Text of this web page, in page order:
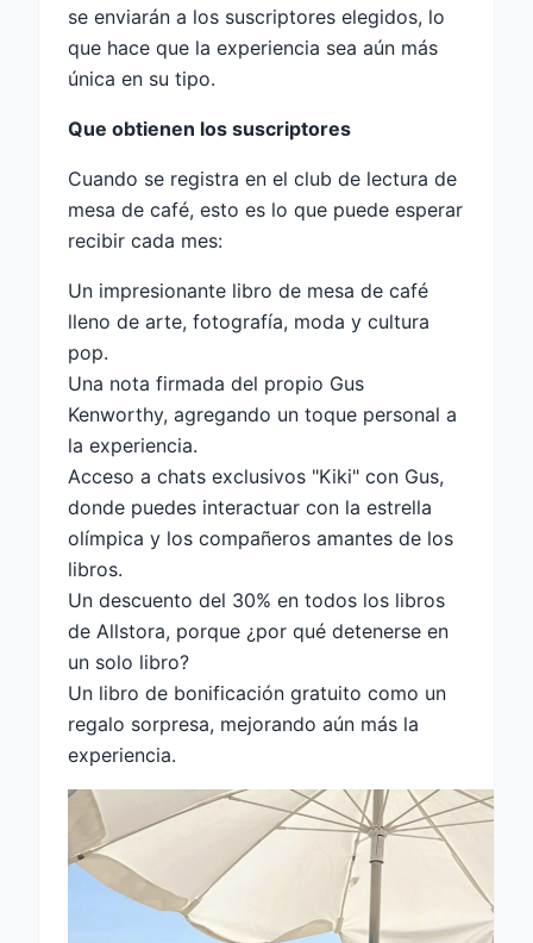
se enviarán a los suscriptores elegidos, lo
que hace que la experiencia sea aún más
única en su tipo.
Que obtienen los suscriptores
Cuando se registra en el club de lectura de
mesa de café, esto es lo que puede esperar
recibir cada mes:
Un impresionante libro de mesa de café
lleno de arte, fotografía, moda y cultura
pop.
Una nota firmada del propio Gus
Kenworthy, agregando un toque personal a
la experiencia.
Acceso a chats exclusivos "Kiki" con Gus,
donde puedes interactuar con la estrella
olímpica y los compañeros amantes de los
libros.
Un descuento del 30% en todos los libros
de Allstora, porque ¿por qué detenerse en
un solo libro?
Un libro de bonificación gratuito como un
regalo sorpresa, mejorando aún más la
experiencia.